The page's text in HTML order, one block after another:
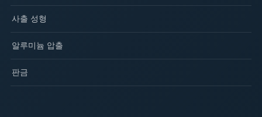
사출 성형
알루미늄 압출
판금